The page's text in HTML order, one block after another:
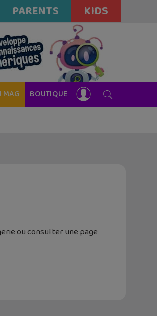
PARENTS KIDS
MAG BOUTIQUE
ou consulter une page